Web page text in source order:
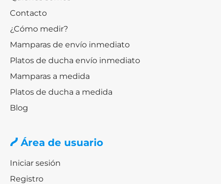
Revisa nuestro catálogo, elige el tuyo, añádelo a la cesta
yrealiza tu pedido de manera segura
piezas para completar un baño de revista? No dudes en
revisar el resto del catálogo y disfrutar de calidad y
diseño ajustado a tu bolsillo.
Contacto
¿Cómo medir?
Mamparas de envío inmediato
Platos de ducha envío inmediato
Mamparas a medida
Platos de ducha a medida
Blog
Área de usuario
Iniciar sesión
Registro